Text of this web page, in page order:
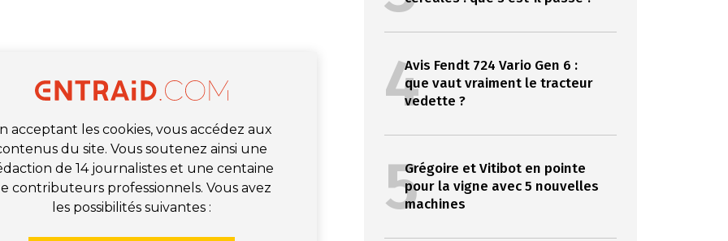
acceptant les cookies, vous accédez aux
du site. Vous soutenez ainsi une
de 14 journalistes et une centaine
contributeurs professionnels. Vous avez
les possibilités suivantes :
4Avis Fendt 724 Vario Gen 6 :
que vaut vraiment le tracteur
vedette ?
5Grégoire et Vitibot en pointe
pour la vigne avec 5 nouvelles
machines